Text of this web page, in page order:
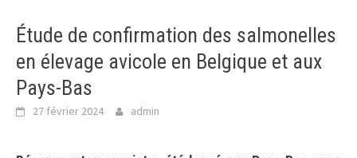
Étude de confirmation des salmonelles
en élevage avicole en Belgique et aux
Pays-Bas
27 février 2024 admin